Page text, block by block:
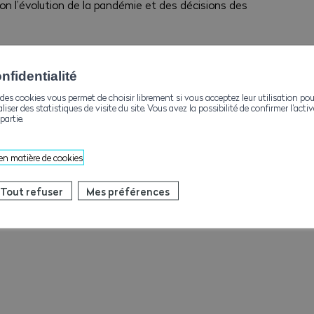
l’évolution de la pandémie et des décisions des
à la pandémie, nous nous permettons
aux autorités et adresses officielles :
publique
cookies vous permet de choisir librement si vous acceptez leur utilisation
des statistiques de visite du site. Vous avez la possibilité de confirmer
matière de cookies
Tout refuser Mes préférences